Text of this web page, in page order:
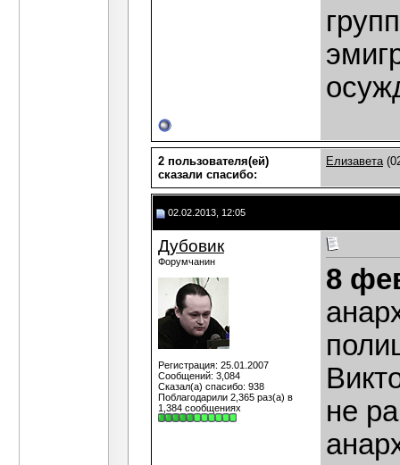
2 пользователя(ей)
сказали cпасибо:
Елизавета
02.02.2013, 12:05
Дубовик
Форумчанин
Регистрация: 25.01.2007
Сообщений: 3,084
Сказал(а) спасибо: 938
Поблагодарили 2,365 раз(а) в
1,384 сообщениях
8
не